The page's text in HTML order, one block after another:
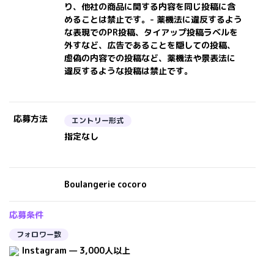
り、他社の商品に関する内容を同じ投稿に含
めることは禁止です。- 薬機法に違反するよう
な表現でのPR投稿、タイアップ投稿ラベルを
外すなど、広告であることを隠しての投稿、
虚偽の内容での投稿など、薬機法や景表法に
違反するような投稿は禁止です。
応募方法 エントリー形式
指定なし
Boulangerie cocoro
応募条件
フォロワー数
Instagram — 3,000人以上